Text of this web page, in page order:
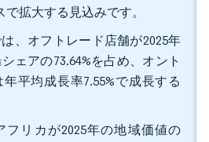
で拡大する見込みです。
、オフトレード店舗が2025年
ェアの73.64%を占め、オント
平均成長率7.55%で成長する
フリカが2025年の地域価値の